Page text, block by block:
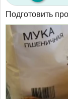
Подготовить